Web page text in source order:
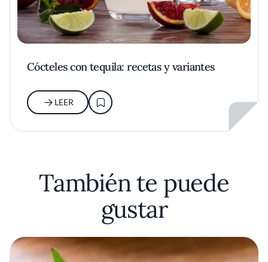
Cócteles con tequila: recetas y variantes
LEER
También te puede
gustar